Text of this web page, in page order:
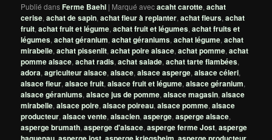
Publié dansFerme Baehl | Marqué avecacaht carotte,achat
cerise,achat de sapin,achat fleur à replanter,achat fleurs,achat
fruit,achat fruit et légume,achat fruit et légumes,achat fruits et
légumes,achat géranium,achat géraniums,achat légume,achat
mirabelle,achat pissenlit,achat poire alsace,achat pomme,achat
pomme alsace,achat radis,achat salade,achat tarte flambées,
adora,agriculteur alsace,alsace,alsace asperge,alsace céleri,
alsace fleur,alsace fruit,alsace fruit et légume,alsace géranium,
alsace géraniums,alsace jus de pomme,alsace magasin,alsace
mirabelle,alsace poire,alsace poireau,alsace pomme,alsace
producteur,alsace vente,alsacien,asperge,asperge alsace,
asperge brumath,asperge d'alsace,asperge ferme Jost,asperge
, , , ,